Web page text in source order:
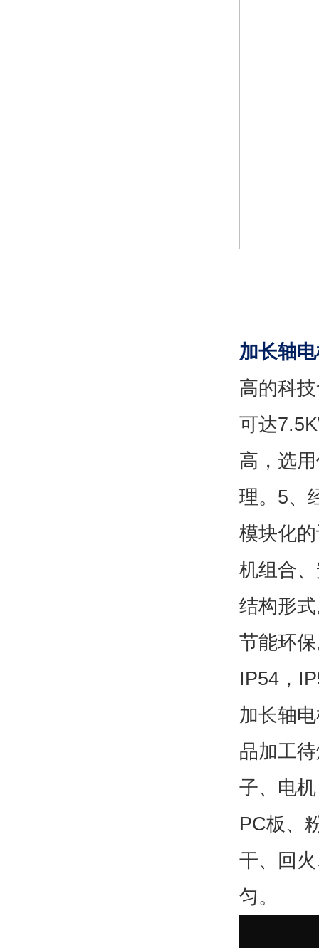
加长轴
高的科
可达
高，选
理。5、
模块化
机组合
结构形
节能环
IP54，
加长轴
品加工
子、电
PC板、
干、回
匀。